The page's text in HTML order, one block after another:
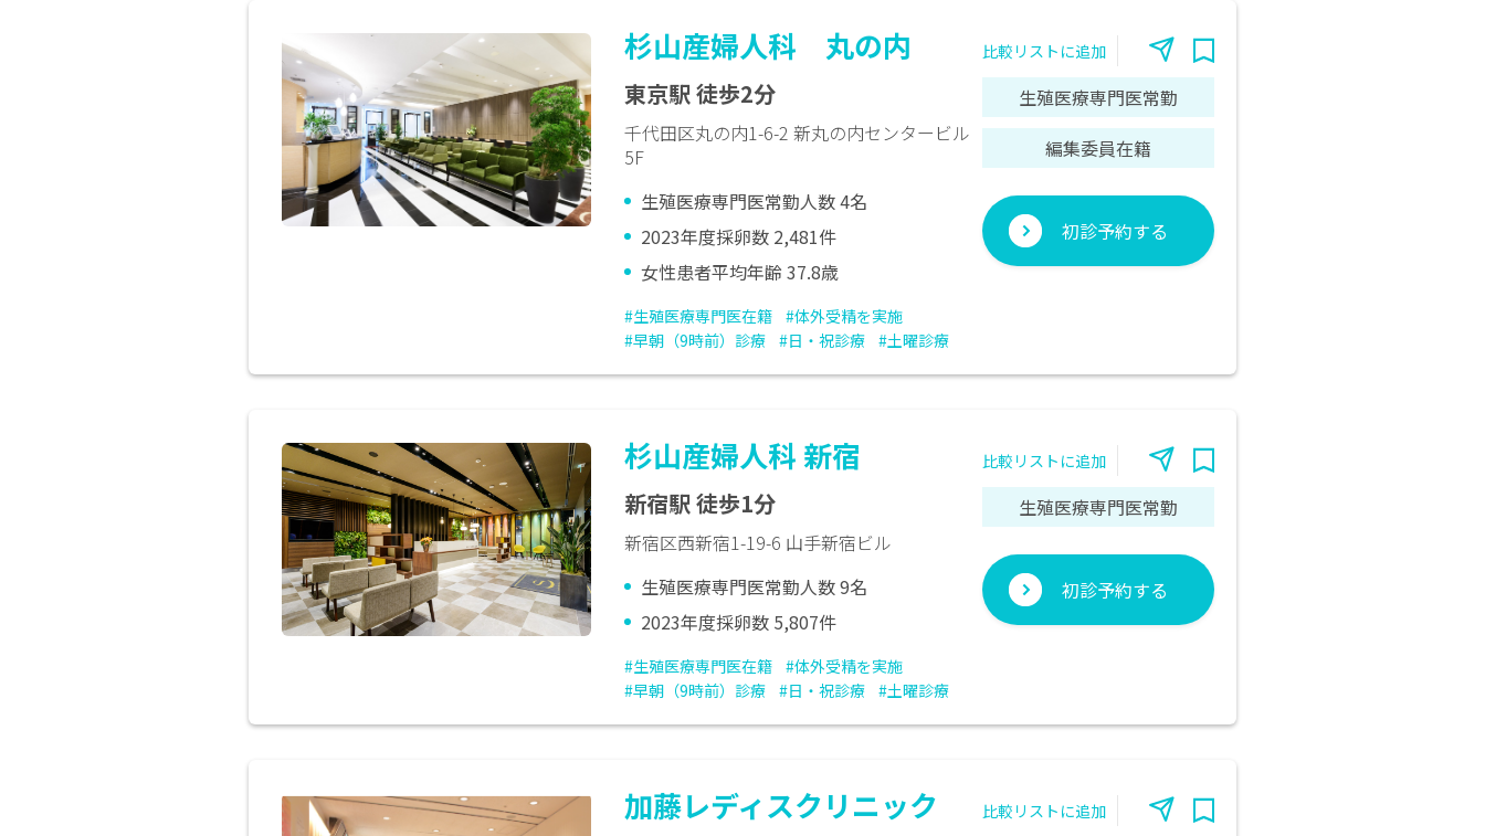
比較リストに追加
杉山産婦人科 丸の内
東京駅 徒歩2分
千代田区丸の内1-6-2 新丸の内センタービル
5F
生殖医療専門医常勤人数 4名
2023年度採卵数 2,481件
女性患者平均年齢 37.8歳
#生殖医療専門医在籍 #体外受精を実施
#早朝（9時前）診療 #日・祝診療 #土曜診療
生殖医療専門医常勤
編集委員在籍
初診予約する
比較リストに追加
杉山産婦人科 新宿
新宿駅 徒歩1分
新宿区西新宿1-19-6 山手新宿ビル
生殖医療専門医常勤人数 9名
2023年度採卵数 5,807件
#生殖医療専門医在籍 #体外受精を実施
#早朝（9時前）診療 #日・祝診療 #土曜診療
生殖医療専門医常勤
初診予約する
比較リストに追加
加藤レディスクリニック